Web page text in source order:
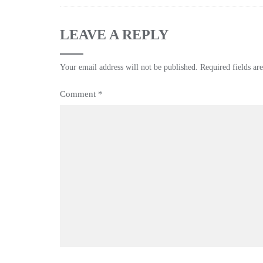
LEAVE A REPLY
Your email address will not be published. Required fields
Comment *